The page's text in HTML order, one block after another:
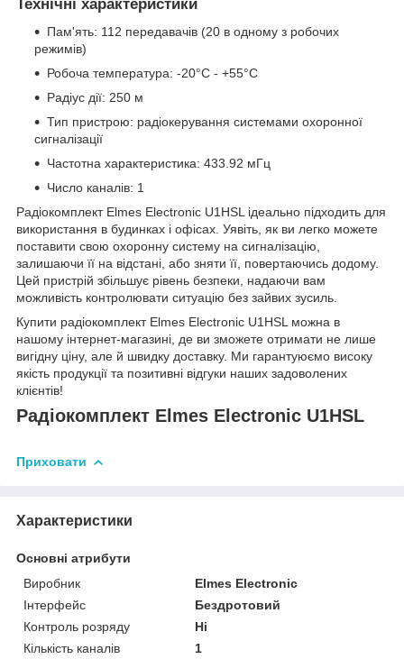
Технічні характеристики
Пам'ять: 112 передавачів (20 в одному з робочих
режимів)
Робоча температура: -20°C - +55°C
Радіус дії: 250 м
Тип пристрою: радіокерування системами охоронної
сигналізації
Частотна характеристика: 433.92 мГц
Число каналів: 1
Радіокомплект Elmes Electronic U1HSL ідеально підходить для
використання в будинках і офісах. Уявіть, як ви легко можете
поставити свою охоронну систему на сигналізацію,
залишаючи її на відстані, або зняти її, повертаючись додому.
Цей пристрій збільшує рівень безпеки, надаючи вам
можливість контролювати ситуацію без зайвих зусиль.
Купити радіокомплект Elmes Electronic U1HSL можна в
нашому інтернет-магазині, де ви зможете отримати не лише
вигідну ціну, але й швидку доставку. Ми гарантуюємо високу
якість продукції та позитивні відгуки наших задоволених
клієнтів!
Радіокомплект Elmes Electronic U1HSL
Приховати
Характеристики
Основні атрибути
Виробник
Elmes Electronic
Інтерфейс
Бездротовий
Контроль розряду
Ні
Кількість каналів
1